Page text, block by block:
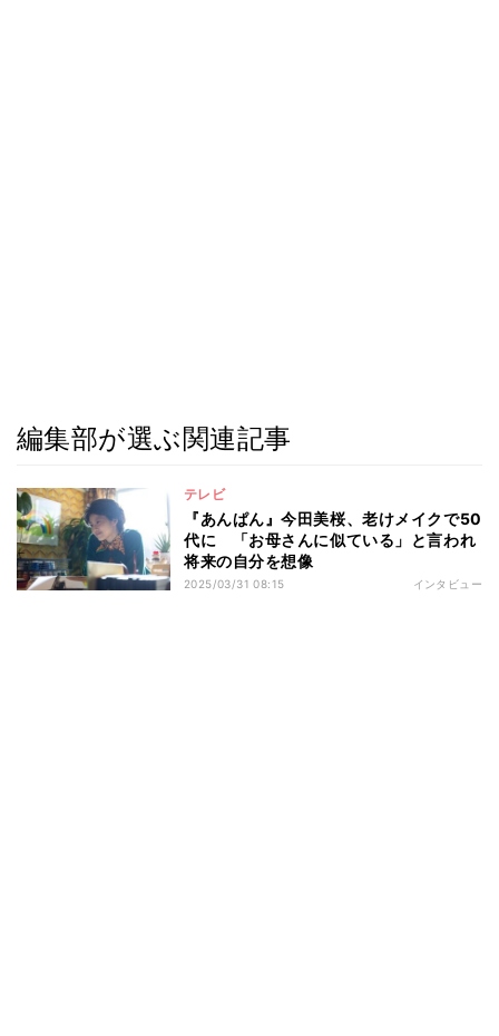
編集部が選ぶ関連記事
テレビ
『あんぱん』今田美桜、老けメイクで50
代に 「お母さんに似ている」と言われ
将来の自分を想像
2025/03/31 08:15 インタビュー